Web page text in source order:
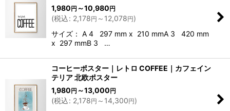
1,980円 ～10,980円
(税込: 2,178円 ～12,078円)
サイズ： A 4 297 mm x 210 mmA 3 420 mm
x 297 mmB 3 …
コーヒーポスター｜レトロ COFFEE｜カフェイン
テリア 北欧ポスター
1,980円 ～13,000円
(税込: 2,178円 ～14,300円)